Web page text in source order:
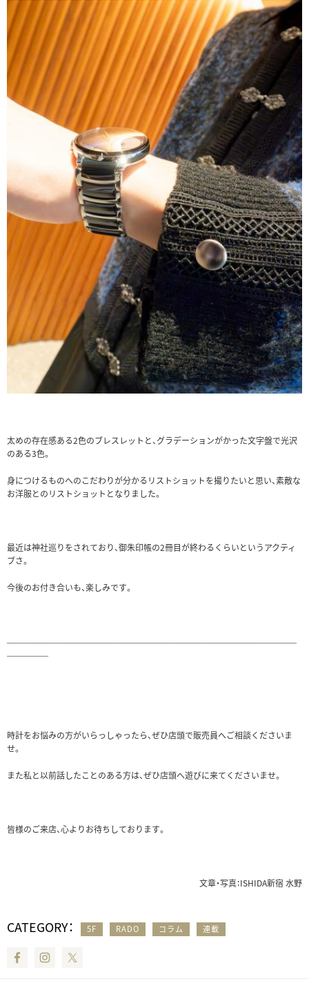
太めの存在感ある2色のブレスレットと、グラデーションがかった文字盤で光沢
のある3色。
身につけるものへのこだわりが分かるリストショットを撮りたいと思い、素敵な
お洋服とのリストショットとなりました。
最近は神社巡りをされており、御朱印帳の2冊目が終わるくらいというアクティ
ブさ。
今後のお付き合いも、楽しみです。
———————————————————————————————————
—————
時計をお悩みの方がいらっしゃったら、ぜひ店頭で販売員へご相談くださいま
せ。
また私と以前話したことのある方は、ぜひ店頭へ遊びに来てくださいませ。
皆様のご来店、心よりお待ちしております。
文章・写真：ISHIDA新宿 水野
CATEGORY： 5F RADO コラム 連載
FacebookInstagram